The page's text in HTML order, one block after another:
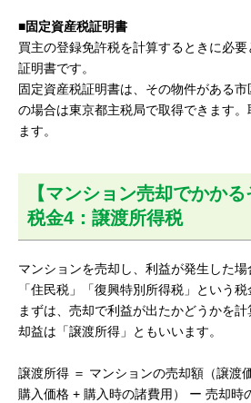
■固定資産税証明書
買主の登録免許税を計算するときに必
証明書です。
固定資産税証明書は、その物件がある
の場合は東京都主税局で取得できます
ます。
【マンション売却でかかる
税金4：譲渡所得税
マンションを売却し、利益が発生した場
「住民税」「復興特別所得税」という税
まずは、売却で利益が出たかどうかを
却益は「譲渡所得」ともいいます。
譲渡所得 ＝ マンションの売却額（譲渡
購入価格 + 購入時の諸費用） ー 売却時